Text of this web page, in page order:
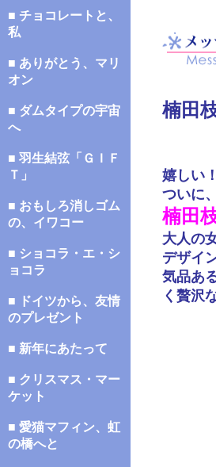
■ チョコレートと、
私
■ ありがとう、マリ
オン
■ ダムタイプの宇宙
へ
■ 羽生結弦「ＧＩＦ
Ｔ」
■ おもしろ消しゴム
の、イワコー
■ ショコラ・エ・シ
ョコラ
■ ドイツから、友情
のプレゼント
■ 新年にあたって
■ クリスマス・マー
ケット
■ 愛猫マフィン、虹
の橋へと
楠田
嬉しい！
ついに
楠田
大人の
デザイ
気品あ
く贅沢